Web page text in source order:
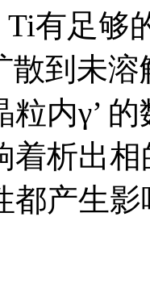
有足够
散到未
内γ’
着析出
都产生影